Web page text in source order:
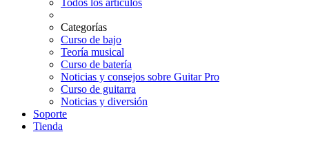
Todos los artículos
Categorías
Curso de bajo
Teoría musical
Curso de batería
Noticias y consejos sobre Guitar Pro
Curso de guitarra
Noticias y diversión
Soporte
Tienda